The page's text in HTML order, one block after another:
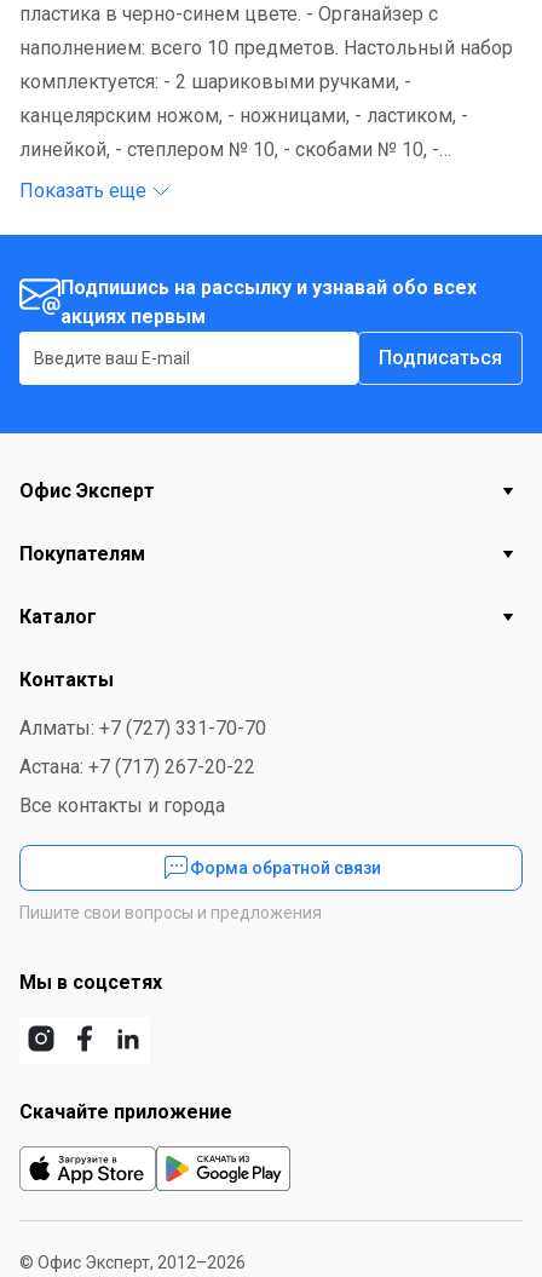
пластика в черно-синем цвете. - Органайзер с
наполнением: всего 10 предметов. Настольный набор
комплектуется: - 2 шариковыми ручками, -
канцелярским ножом, - ножницами, - ластиком, -
линейкой, - степлером № 10, - скобами № 10, -
скрепками.
Показать еще
Подпишись на рассылку и узнавай обо всех
акциях первым
Подписаться
Офис Эксперт
Покупателям
Каталог
Контакты
Алматы: +7 (727) 331-70-70
Астана: +7 (717) 267-20-22
Все контакты и города
Форма обратной связи
Пишите свои вопросы и предложения
Мы в соцсетях
Скачайте приложение
© Офис Эксперт, 2012–2026